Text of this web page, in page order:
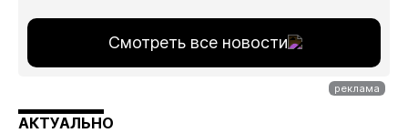
Смотреть все новости
АКТУАЛЬНО